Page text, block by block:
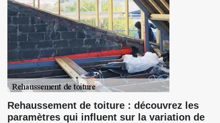
Rehaussement de toiture : découvrez les
paramètres qui influent sur la variation de